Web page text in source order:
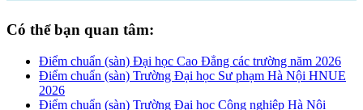
Có thể bạn quan tâm:
Điểm chuẩn (sàn) Đại học Cao Đẳng các trường năm 2026
Điểm chuẩn (sàn) Trường Đại học Sư phạm Hà Nội HNUE
2026
Điểm chuẩn (sàn) Trường Đại học Công nghiệp Hà Nội